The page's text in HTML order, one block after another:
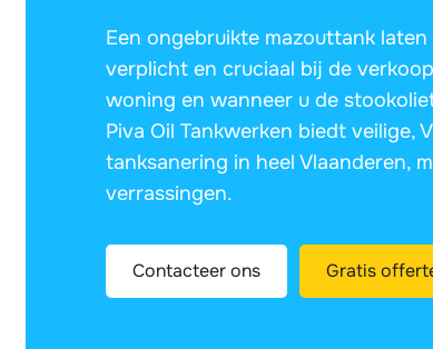
Een ongebruikte mazouttank laten
verplicht en cruciaal bij de
woning en wanneer u de
Piva Oil Tankwerken biedt veilige,
tanksanering in heel Vlaanderen,
verrassingen.
Contacteer ons Gratis